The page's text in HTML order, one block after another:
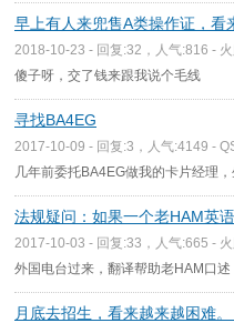
早上有人来兜售A类操作证，看
2018-10-23 - 回复:32，人气:816 -
傻子呀，交了钱来跟我说个毛线
寻找BA4EG
2017-10-09 - 回复:3，人气:4149 -
几年前委托BA4EG做我的卡片经理
法规疑问：如果一个老HAM英语
2017-10-03 - 回复:33，人气:665 -
外国电台过来，翻译帮助老HAM口
月底去招生，看来越来越困难。